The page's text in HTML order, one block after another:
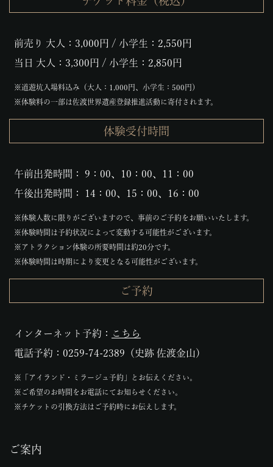
前売り 大人：3,000円 / 小学生：2,550円
当日 大人：3,300円 / 小学生：2,850円
※道遊坑入場料込み（大人：1,000円、小学生：500円）
※体験料の一部は佐渡世界遺産登録推進活動に寄付されます。
体験受付時間
午前出発時間： 9：00、10：00、11：00
午後出発時間： 14：00、15：00、16：00
※体験人数に限りがございますので、事前のご予約をお願いいたします。
※体験時間は予約状況によって変動する可能性がございます。
※アトラクション体験の所要時間は約20分です。
※体験時間は時期により変更となる可能性がございます。
ご予約
インターネット予約：
こちら
電話予約：0259-74-2389（史跡 佐渡金山）
※「アイランド・ミラージュ予約」とお伝えください。
※ご希望のお時間をお電話にてお知らせください。
※チケットの引換方法はご予約時にお伝えします。
ご案内